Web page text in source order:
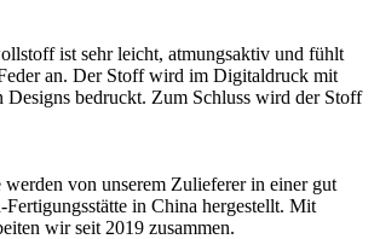
ist sehr leicht, atmungsaktiv und fühlt
an. Der Stoff wird im Digitaldruck mit
Designs bedruckt. Zum Schluss wird der Stoff
von unserem Zulieferer in einer gut
in China hergestellt. Mit
wir seit 2019 zusammen.